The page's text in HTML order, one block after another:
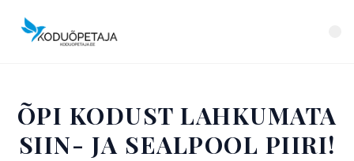
ÕPI KODUST LAHKUMATA
SIIN- JA SEALPOOL PIIRI!